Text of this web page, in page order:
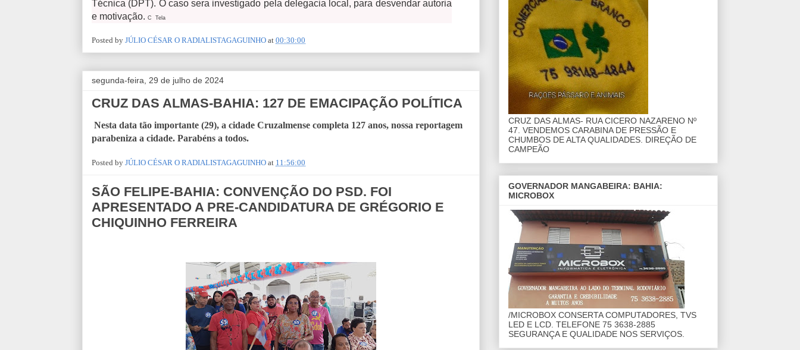
Técnica (DPT). O caso sera investigado pela delegacia local, para desvendar autoria
e motivação. C Tela
Posted by JÚLIO CÉSAR O RADIALISTAGAGUINHO at 00:30:00
segunda-feira, 29 de julho de 2024
CRUZ DAS ALMAS-BAHIA: 127 DE EMACIPAÇÃO POLÍTICA
Nesta data tão importante (29), a cidade Cruzalmense completa 127 anos, nossa reportagem
parabeniza a cidade. Parabéns a todos.
Posted by JÚLIO CÉSAR O RADIALISTAGAGUINHO at 11:56:00
SÃO FELIPE-BAHIA: CONVENÇÃO DO PSD. FOI
APRESENTADO A PRE-CANDIDATURA DE GRÉGORIO E
CHIQUINHO FERREIRA
CRUZ DAS ALMAS- RUA CICERO NAZARENO Nº
47. VENDEMOS CARABINA DE PRESSÃO E
CHUMBOS DE ALTA QUALIDADES. DIREÇÃO DE
CAMPEÃO
GOVERNADOR MANGABEIRA: BAHIA:
MICROBOX
/MICROBOX CONSERTA COMPUTADORES, TVS
LED E LCD. TELEFONE 75 3638-2885
SEGURANÇA E QUALIDADE NOS SERVIÇOS.